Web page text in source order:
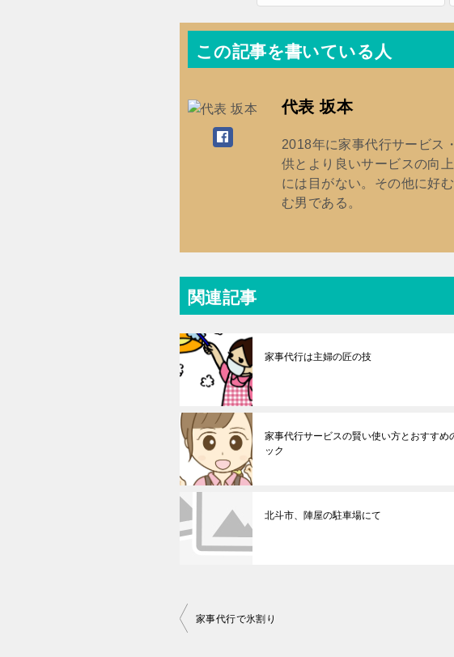
この記事を書いている人
代表 坂本
2018年に家事代行サービス
供とより良いサービスの向
には目がない。その他に好
む男である。
関連記事
家事代行は主婦の匠の技
家事代行サービスの賢い使い方とおすすめ
ック
北斗市、陣屋の駐車場にて
投家事代行で氷割り